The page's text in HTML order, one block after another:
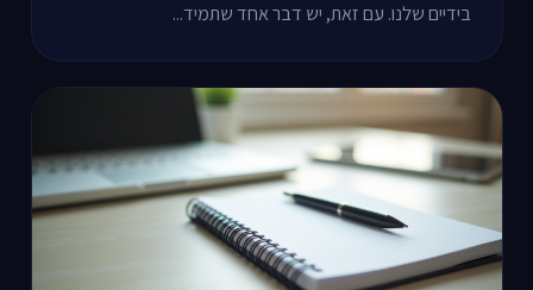
בידיים שלנו. עם זאת, יש דבר אחד שתמיד...